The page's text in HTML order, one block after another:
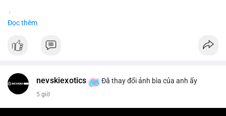
Đọc thêm
nevskiexotics Đã thay đổi ảnh bìa của anh ấy
5 giờ